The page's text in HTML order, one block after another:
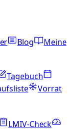
Blog
Meine
Tagebuch
Vorrat
LMIV-Check